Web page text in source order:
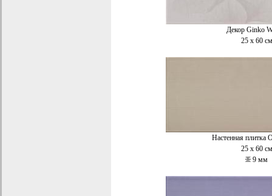
Декор Ginko
25 x 60 см
Настенная плитка
25 x 60 см
9 мм